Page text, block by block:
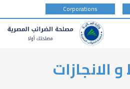
type
Corporations
الانجازات